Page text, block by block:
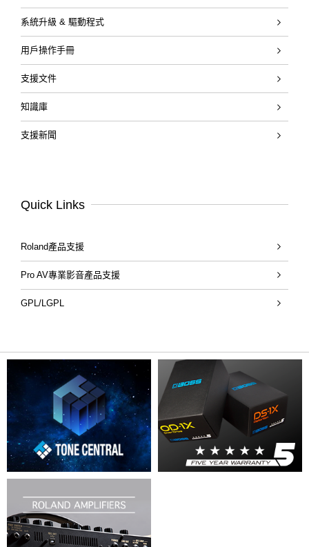
系統升級 & 驅動程式
用戶操作手冊
支援文件
知識庫
支援新聞
Quick Links
Roland產品支援
Pro AV專業影音產品支援
GPL/LGPL